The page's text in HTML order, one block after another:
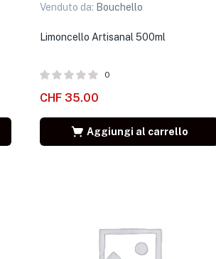
Venduto da: Bouchello
Limoncello Artisanal 500ml
0
CHF35.00
Aggiungi al carrello